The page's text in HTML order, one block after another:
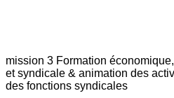
mission 3 Formation
et syndicale & animation des
des fonctions syndicales